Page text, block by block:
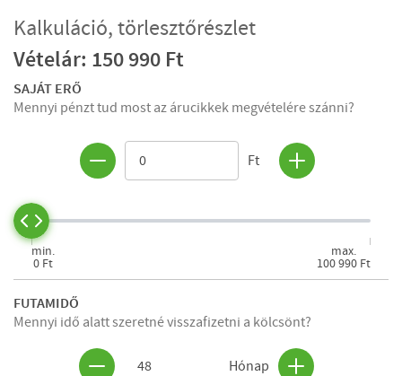
Kalkuláció, törlesztőrészlet
Vételár: 150 990 Ft
SAJÁT ERŐ
Mennyi pénzt tud most az árucikkek megvételére szánni?
Ft
min.
0 Ft
max.
100 990 Ft
FUTAMIDŐ
Mennyi idő alatt szeretné visszafizetni a kölcsönt?
48 Hónap